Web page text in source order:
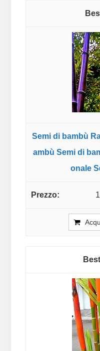
Semi di bambù
ambù Semi di
onale